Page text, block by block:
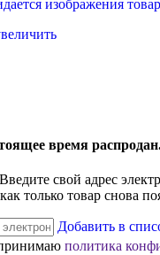
время
свой адрес
только товар снова
Добавить в
политика